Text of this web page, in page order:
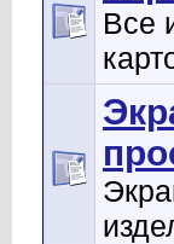
Все